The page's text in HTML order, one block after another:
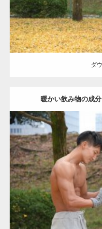
ダ
暖かい飲み物の成
Category:公園のマッチョ そ
ダウンロード